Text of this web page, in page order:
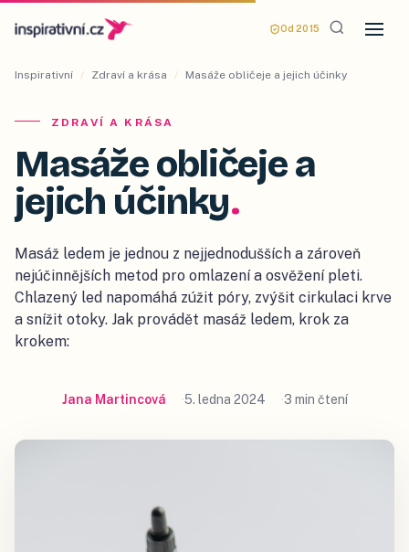
Od 2015
Inspirativní / Zdraví a krása / Masáže obličeje a jejich účinky
ZDRAVÍ A KRÁSA
Masáže obličeje a
jejich účinky.
Masáž ledem je jednou z nejjednodušších a zároveň
nejúčinnějších metod pro omlazení a osvěžení pleti.
Chlazený led napomáhá zúžit póry, zvýšit cirkulaci krve
a snížit otoky. Jak provádět masáž ledem, krok za
krokem:
Jana Martincová 5. ledna 2024 3 min čtení